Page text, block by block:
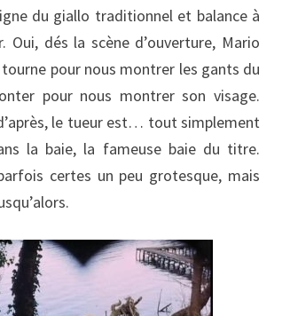
du giallo traditionnel et balance à
Oui, dés la scène d’ouverture, Mario
pour nous montrer les gants du
pour nous montrer son visage.
le tueur est… tout simplement
la baie, la fameuse baie du titre.
certes un peu grotesque, mais